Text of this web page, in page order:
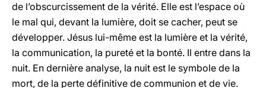
de l’obscurcissement de la vérité. Elle est l’espace où
le mal qui, devant la lumière, doit se cacher, peut se
développer. Jésus lui-même est la lumière et la vérité,
la communication, la pureté et la bonté. Il entre dans la
nuit. En dernière analyse, la nuit est le symbole de la
mort, de la perte définitive de communion et de vie.